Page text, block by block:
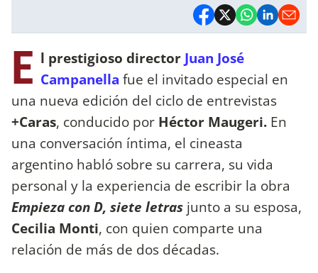
E l prestigioso director Juan José
Campanella fue el invitado especial en
una nueva edición del ciclo de entrevistas
+Caras, conducido por Héctor Maugeri. En
una conversación íntima, el cineasta
argentino habló sobre su carrera, su vida
personal y la experiencia de escribir la obra
Empieza con D, siete letras junto a su esposa,
Cecilia Monti, con quien comparte una
relación de más de dos décadas.